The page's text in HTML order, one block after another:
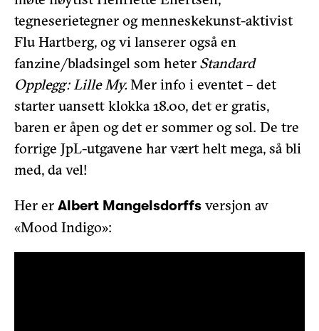
tegneserietegner og menneskekunst-aktivist
Flu Hartberg, og vi lanserer også en
fanzine/bladsingel som heter Standard
Opplegg: Lille My. Mer info i eventet – det
starter uansett klokka 18.00, det er gratis,
baren er åpen og det er sommer og sol. De tre
forrige JpL-utgavene har vært helt mega, så bli
med, da vel!
Her er Albert Mangelsdorffs versjon av
«Mood Indigo»: